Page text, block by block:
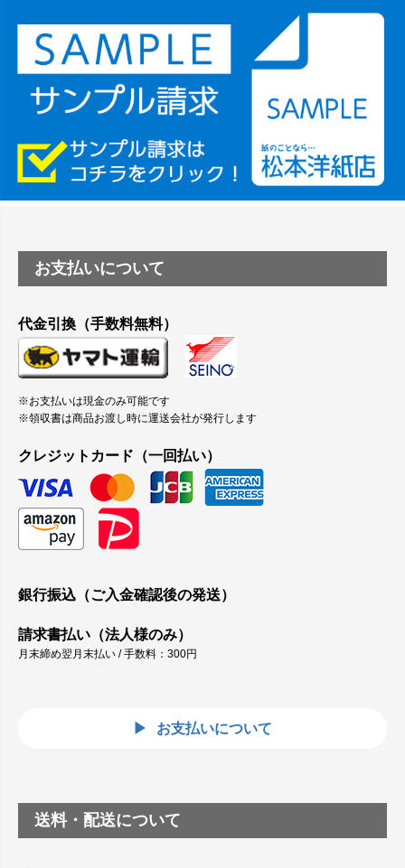
ーSC-P8050に対応してますか
塩ビのロール紙で離型紙が透明の商品はありますか
つや消し半透明ラベルのロールタイプはありますか？
縦420mm×横650mmの包装紙に適した紙はありますか？
お支払いについて
代金引換（手数料無料）
※お支払いは現金のみ可能です
※領収書は商品お渡し時に運送会社が発行します
クレジットカード（一回払い）
銀行振込（ご入金確認後の発送）
請求書払い（法人様のみ）
月末締め翌月末払い / 手数料：300円
お支払いについて
送料・配送について